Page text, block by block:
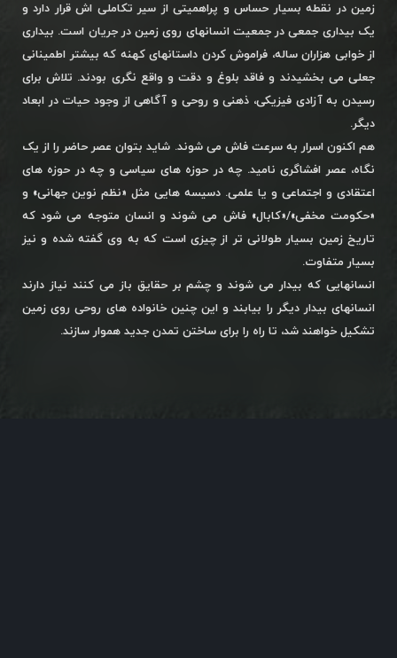
زمین در نقطه بسیار حساس و پراهمیتی از سیر تکاملی اش قرار دارد و
یک بیداری جمعی در جمعیت انسانهای روی زمین در جریان است. بیداری
از خوابی هزاران ساله، فراموش کردن داستانهای کهنه که بیشتر اطمینانی
جعلی می بخشیدند و فاقد بلوغ و دقت و واقع نگری بودند. تلاش برای
رسیدن به آزادی فیزیکی، ذهنی و روحی و آگاهی از وجود حیات در ابعاد
دیگر.
هم اکنون اسرار به سرعت فاش می شوند. شاید بتوان عصر حاضر را از یک
نگاه، عصر افشاگری نامید. چه در حوزه های سیاسی و چه در حوزه های
اعتقادی و اجتماعی و یا علمی. دسیسه هایی مثل «نظم نوین جهانی» و
«حکومت مخفی»/«کابال» فاش می شوند و انسان متوجه می شود که
تاریخ زمین بسیار طولانی تر از چیزی است که به وی گفته شده و نیز
بسیار متفاوت.
انسانهایی که بیدار می شوند و چشم بر حقایق باز می کنند نیاز دارند
انسانهای بیدار دیگر را بیابند و این چنین خانواده های روحی روی زمین
تشکیل خواهند شد، تا راه را برای ساختن تمدن جدید هموار سازند.